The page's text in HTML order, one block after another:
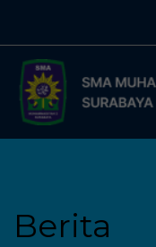
Berita